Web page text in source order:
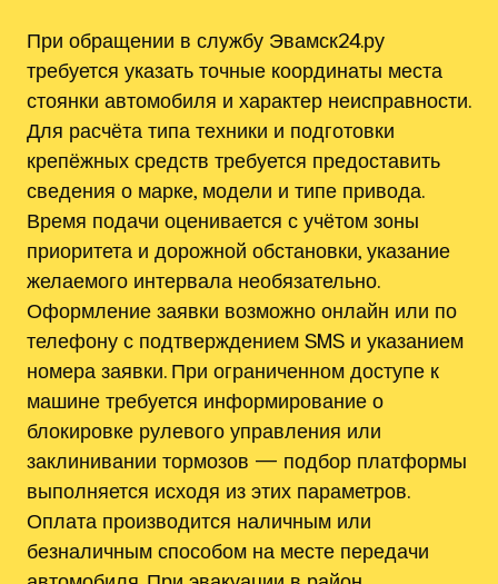
При обращении в службу Эвамск24.ру
требуется указать точные координаты места
стоянки автомобиля и характер неисправности.
Для расчёта типа техники и подготовки
крепёжных средств требуется предоставить
сведения о марке, модели и типе привода.
Время подачи оценивается с учётом зоны
приоритета и дорожной обстановки, указание
желаемого интервала необязательно.
Оформление заявки возможно онлайн или по
телефону с подтверждением SMS и указанием
номера заявки. При ограниченном доступе к
машине требуется информирование о
блокировке рулевого управления или
заклинивании тормозов — подбор платформы
выполняется исходя из этих параметров.
Оплата производится наличным или
безналичным способом на месте передачи